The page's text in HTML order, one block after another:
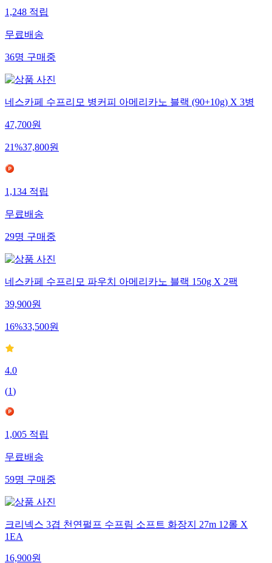
1,248적립
무료배송
36명구매중
네스카페 수프리모 병커피 아메리카노 블랙 (90+10g) X 3병
47,700원
21%37,800원
1,134적립
무료배송
29명구매중
네스카페 수프리모 파우치 아메리카노 블랙 150g X 2팩
39,900원
16%33,500원
4.0
(1)
1,005적립
무료배송
59명구매중
크리넥스 3겹 천연펄프 수프림 소프트 화장지 27m 12롤 X
1EA